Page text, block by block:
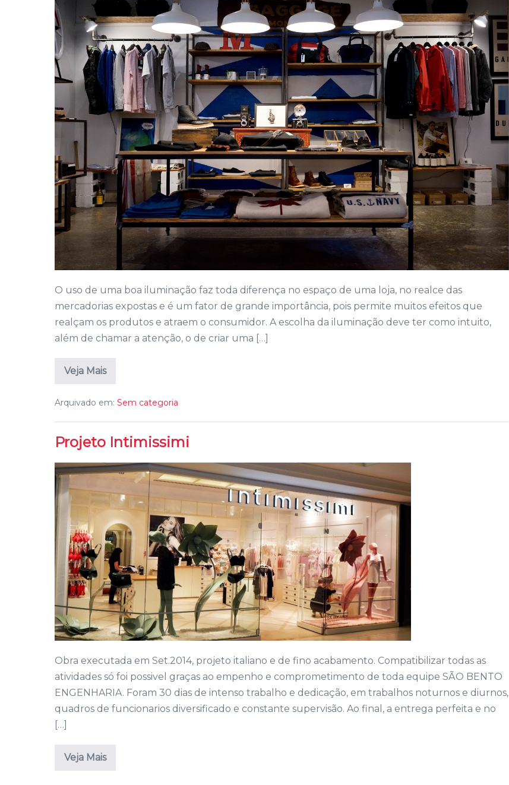
O uso de uma boa iluminação faz toda diferença no espaço de uma loja, no realce das
mercadorias expostas e é um fator de grande importância, pois permite muitos efeitos que
realçam os produtos e atraem o consumidor. A escolha da iluminação deve ter como intuito,
além de chamar a atenção, o de criar uma […]
Veja Mais
Arquivado em: Sem categoria
Projeto Intimissimi
Obra executada em Set.2014, projeto italiano e de fino acabamento. Compatibilizar todas as
atividades só foi possivel graças ao empenho e comprometimento de toda equipe SÃO BENTO
ENGENHARIA. Foram 30 dias de intenso trabalho e dedicação, em trabalhos noturnos e diurnos,
quadros de funcionarios diversificado e constante supervisão. Ao final, a entrega perfeita e no
[…]
Veja Mais